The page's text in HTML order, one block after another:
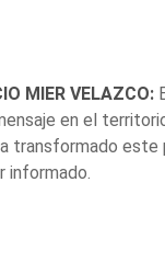
MIER VELAZCO:
en el
transformado este
informado.